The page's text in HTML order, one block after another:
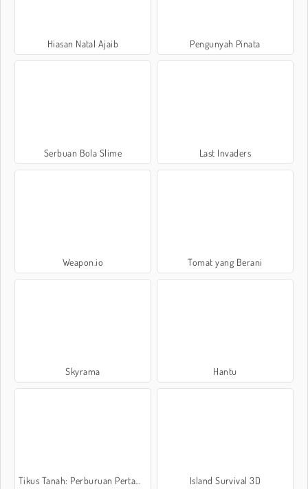
Hiasan Natal Ajaib Pengunyah Pinata
Serbuan Bola Slime Last Invaders
Weapon.io Tomat yang Berani
Skyrama Hantu
Tikus Tanah: Perburuan Pertama Island Survival 3D